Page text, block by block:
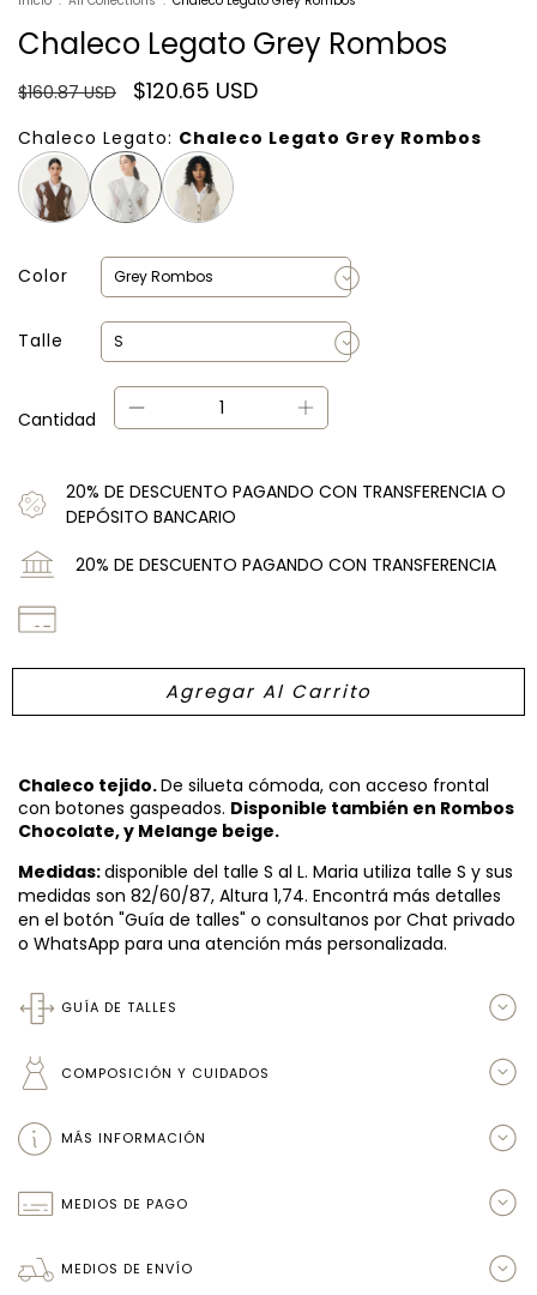
Chaleco Legato Grey Rombos
$160.87 USD $120.65 USD
Chaleco Legato: Chaleco Legato Grey Rombos
Color
Talle
Cantidad
20% DE DESCUENTO PAGANDO CON TRANSFERENCIA O
DEPÓSITO BANCARIO
20% DE DESCUENTO PAGANDO CON TRANSFERENCIA
Chaleco tejido.De silueta cómoda, con acceso frontal
con botones gaspeados. Disponible también en Rombos
Chocolate, y Melange beige.
Medidas:disponible del talle S al L. Maria utiliza talle S y sus
medidas son 82/60/87, Altura 1,74. Encontrá más detalles
en el botón "Guía de talles" o consultanos por Chat privado
o WhatsApp para una atención más personalizada.
GUÍA DE TALLES
COMPOSICIÓN Y CUIDADOS
MÁS INFORMACIÓN
MEDIOS DE PAGO
MEDIOS DE ENVÍO